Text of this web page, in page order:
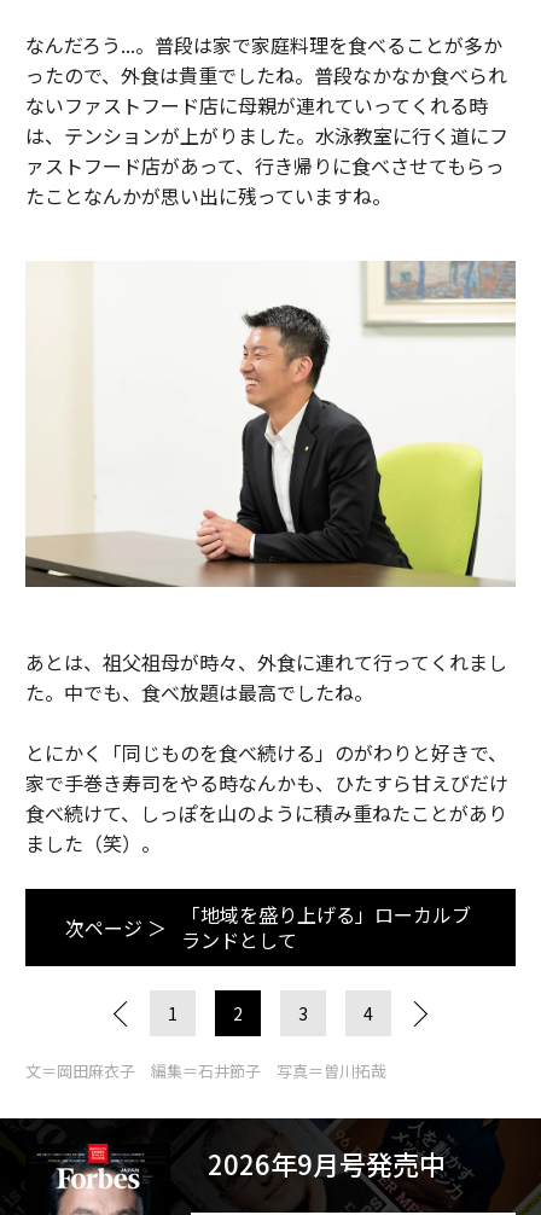
なんだろう...。普段は家で家庭料理を食べることが多か
ったので、外食は貴重でしたね。普段なかなか食べられ
ないファストフード店に母親が連れていってくれる時
は、テンションが上がりました。水泳教室に行く道にフ
ァストフード店があって、行き帰りに食べさせてもらっ
たことなんかが思い出に残っていますね。
あとは、祖父祖母が時々、外食に連れて行ってくれまし
た。中でも、食べ放題は最高でしたね。
とにかく「同じものを食べ続ける」のがわりと好きで、
家で手巻き寿司をやる時なんかも、ひたすら甘えびだけ
食べ続けて、しっぽを山のように積み重ねたことがあり
ました（笑）。
次ページ ＞
「地域を盛り上げる」ローカルブ
ランドとして
1 2 3 4
文＝岡田麻衣子 編集＝石井節子 写真＝曽川拓哉
2026年9月号発売中